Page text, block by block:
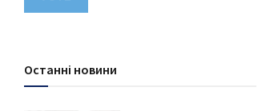
Останні новини